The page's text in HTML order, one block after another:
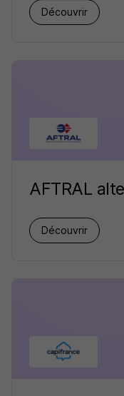
Découvrir
AFTRAL
Découvrir